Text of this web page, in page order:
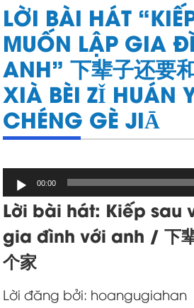
LỜI BÀI HÁT
MUỐN LẬP GIA
ANH” 下辈子还要
XIÀ BÈI ZǏ HUÁN
CHÉNG GÈ JIĀ
chơi
Audio
00:00
Lời bài hát: Kiếp sau
gia đình với anh / 下
个家
Lời đăng bởi: hoangugiahan